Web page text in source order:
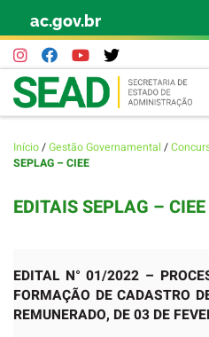
Skip to content
ac.gov.br
Início/Gestão Governamental /
SEPLAG – CIEE
EDITAIS SEPLAG – CIEE
EDITAL N° 01/2022 –
FORMAÇÃO DE CADASTRO
REMUNERADO, DE 03 DE